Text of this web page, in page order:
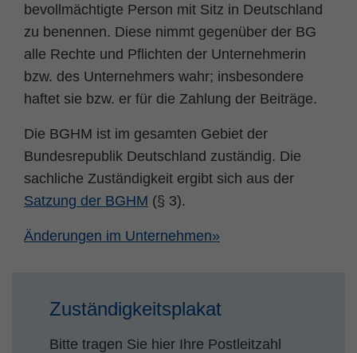
bevollmächtigte Person mit Sitz in Deutschland
zu benennen. Diese nimmt gegenüber der BG
alle Rechte und Pflichten der Unternehmerin
bzw. des Unternehmers wahr; insbesondere
haftet sie bzw. er für die Zahlung der Beiträge.
Die BGHM ist im gesamten Gebiet der
Bundesrepublik Deutschland zuständig. Die
sachliche Zuständigkeit ergibt sich aus der
Satzung der BGHM (§ 3).
Änderungen im Unternehmen»
Zuständigkeitsplakat
Bitte tragen Sie hier Ihre Postleitzahl